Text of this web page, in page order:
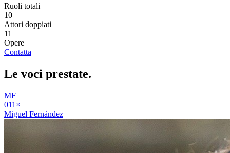
Ruoli totali
10
Attori doppiati
11
Opere
Contatta
Le voci prestate.
MF
011 ×
Miguel Fernández